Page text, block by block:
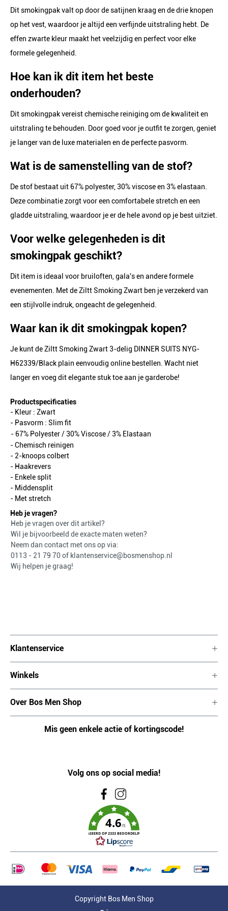
Dit smokingpak valt op door de satijnen kraag en de drie knopen
op het vest, waardoor je altijd een verfijnde uitstraling hebt. De
effen zwarte kleur maakt het veelzijdig en perfect voor elke
formele gelegenheid.
Hoe kan ik dit item het beste
onderhouden?
Dit smokingpak vereist chemische reiniging om de kwaliteit en
uitstraling te behouden. Door goed voor je outfit te zorgen, geniet
je langer van de luxe materialen en de perfecte pasvorm.
Wat is de samenstelling van de stof?
De stof bestaat uit 67% polyester, 30% viscose en 3% elastaan.
Deze combinatie zorgt voor een comfortabele stretch en een
gladde uitstraling, waardoor je er de hele avond op je best uitziet.
Voor welke gelegenheden is dit
smokingpak geschikt?
Dit item is ideaal voor bruiloften, gala's en andere formele
evenementen. Met de Ziltt Smoking Zwart ben je verzekerd van
een stijlvolle indruk, ongeacht de gelegenheid.
Waar kan ik dit smokingpak kopen?
Je kunt de Ziltt Smoking Zwart 3-delig DINNER SUITS NYG-
H62339/Black plain eenvoudig online bestellen. Wacht niet
langer en voeg dit elegante stuk toe aan je garderobe!
Productspecificaties
- Kleur : Zwart
- Pasvorm : Slim fit
- 67% Polyester / 30% Viscose / 3% Elastaan
- Chemisch reinigen
- 2-knoops colbert
- Haakrevers
- Enkele split
- Middensplit
- Met stretch
Heb je vragen?
Heb je vragen over dit artikel?
Wil je bijvoorbeeld de exacte maten weten?
Neem dan contact met ons op via:
0113 - 21 79 70 of klantenservice@bosmenshop.nl
Wij helpen je graag!
Klantenservice
Winkels
Over Bos Men Shop
Mis geen enkele actie of kortingscode!
Volg ons op social media!
4.6/5
GEBASEERD OP 2333 BEOORDELINGEN
Copyright Bos Men Shop